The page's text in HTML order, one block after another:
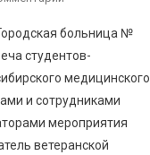
Диалог В Музее
Больницы
больница №
студентов-
медицинского
и сотрудниками
мероприятия
ветеранской